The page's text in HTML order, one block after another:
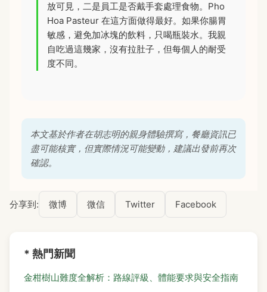
放可見，二是員工是否戴手套處理食物。Pho
Hoa Pasteur 在這方面做得最好。如果你腸胃
敏感，避免加冰塊的飲料，只喝瓶裝水。我親
自吃過這幾家，沒有拉肚子，但每個人的耐受
度不同。
本文基於作者在胡志明的親身體驗撰寫，餐廳資訊已
盡可能核實，但實際情況可能變動，建議出發前再次
確認。
分享到: 微博 微信 Twitter Facebook
* 熱門新聞
金柑樹山難度全解析：路線評級、體能要求與安全指南